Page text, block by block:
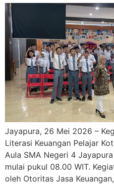
Jayapura, 26 Mei 2026 –
Literasi Keuangan Pelajar
Aula SMA Negeri 4
mulai pukul 08.00 WIT.
oleh Otoritas Jasa